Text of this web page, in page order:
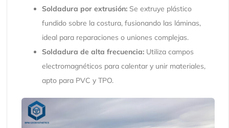
Soldadura por extrusión:Se extruye plástico
fundido sobre la costura, fusionando las láminas,
ideal para reparaciones o uniones complejas.
Soldadura de alta frecuencia:Utiliza campos
electromagnéticos para calentar y unir materiales,
apto para PVC y TPO.